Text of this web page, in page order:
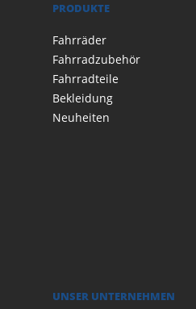
PRODUKTE
Fahrräder
Fahrradzubehör
Fahrradteile
Bekleidung
Neuheiten
UNSER UNTERNEHMEN